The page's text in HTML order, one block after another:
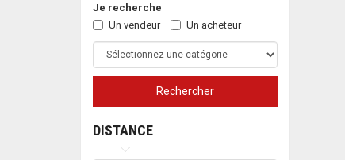
Je recherche
Un vendeur
Un acheteur
Rechercher
DISTANCE